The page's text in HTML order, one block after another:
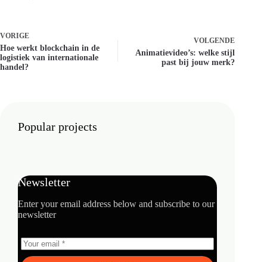
VORIGE
Hoe werkt blockchain in de
logistiek van internationale
handel?
VOLGENDE
Animatievideo’s: welke stijl
past bij jouw merk?
Popular projects
Newsletter
Enter your email address below and subscribe to our
newsletter